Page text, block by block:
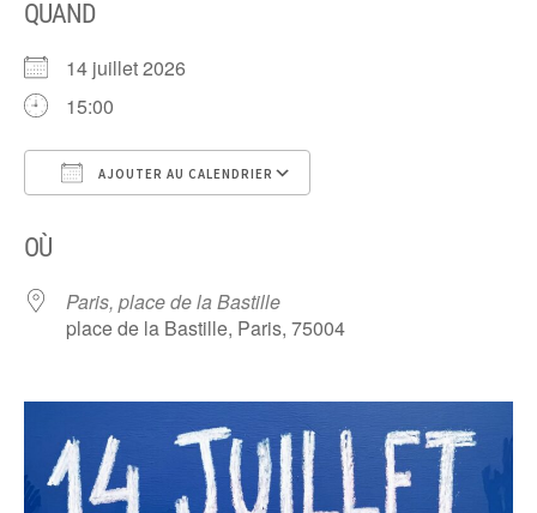
QUAND
14 juillet 2026
15:00
AJOUTER AU CALENDRIER
OÙ
Paris, place de la Bastille
place de la Bastille, Paris, 75004